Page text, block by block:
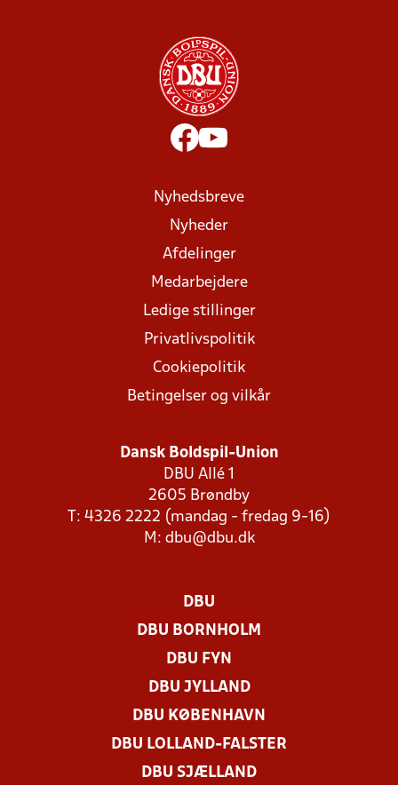
Nyhedsbreve
Nyheder
Afdelinger
Medarbejdere
Ledige stillinger
Privatlivspolitik
Cookiepolitik
Betingelser og vilkår
Dansk Boldspil-Union
DBU Allé 1
2605 Brøndby
T: 4326 2222 (mandag - fredag 9-16)
M: dbu@dbu.dk
DBU
DBU BORNHOLM
DBU FYN
DBU JYLLAND
DBU KØBENHAVN
DBU LOLLAND-FALSTER
DBU SJÆLLAND